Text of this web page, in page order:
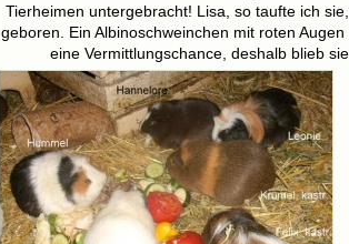
Tierheimen untergebracht! Lisa, so taufte ich
geboren. Ein Albinoschweinchen mit roten
eine Vermittlungschance, deshalb blieb